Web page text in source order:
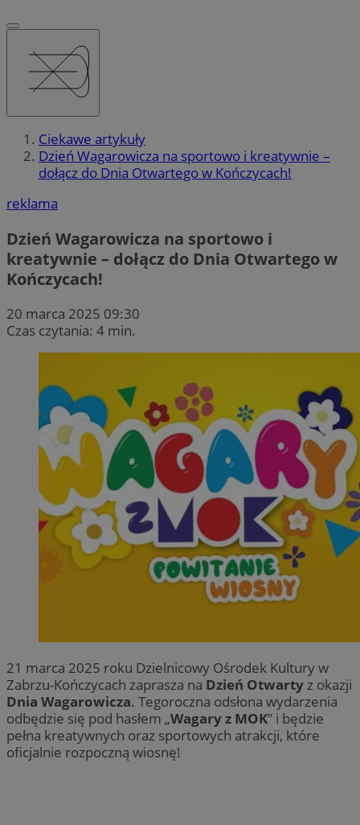
Ciekawe artykuły
Dzień Wagarowicza na sportowo i kreatywnie –
dołącz do Dnia Otwartego w Kończycach!
reklama
Dzień Wagarowicza na sportowo i
kreatywnie – dołącz do Dnia Otwartego w
Kończycach!
20 marca 2025 09:30
Czas czytania: 4 min.
21 marca 2025 roku Dzielnicowy Ośrodek Kultury w
Zabrzu-Kończycach zaprasza na Dzień Otwartyz okazji
Dnia Wagarowicza. Tegoroczna odsłona wydarzenia
odbędzie się pod hasłem „Wagary z MOK” i będzie
pełna kreatywnych oraz sportowych atrakcji, które
oficjalnie rozpoczną wiosnę!